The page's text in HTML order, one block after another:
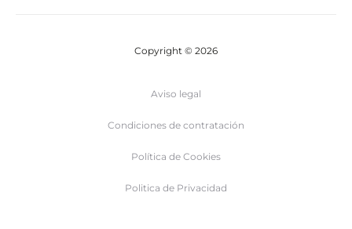
Copyright © 2026
Aviso legal
Condiciones de contratación
Política de Cookies
Politica de Privacidad